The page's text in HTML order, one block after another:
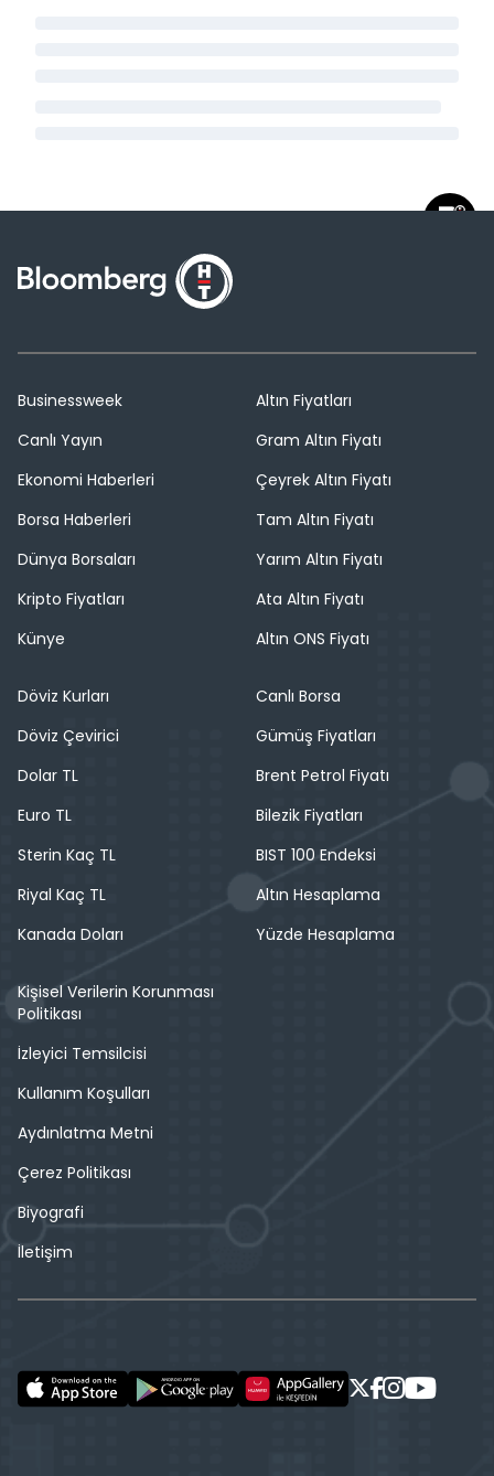
Businessweek
Canlı Yayın
Ekonomi Haberleri
Borsa Haberleri
Dünya Borsaları
Kripto Fiyatları
Künye
Altın Fiyatları
Gram Altın Fiyatı
Çeyrek Altın Fiyatı
Tam Altın Fiyatı
Yarım Altın Fiyatı
Ata Altın Fiyatı
Altın ONS Fiyatı
Döviz Kurları
Döviz Çevirici
Dolar TL
Euro TL
Sterin Kaç TL
Riyal Kaç TL
Kanada Doları
Canlı Borsa
Gümüş Fiyatları
Brent Petrol Fiyatı
Bilezik Fiyatları
BIST 100 Endeksi
Altın Hesaplama
Yüzde Hesaplama
Kişisel Verilerin Korunması
Politikası
İzleyici Temsilcisi
Kullanım Koşulları
Aydınlatma Metni
Çerez Politikası
Biyografi
İletişim